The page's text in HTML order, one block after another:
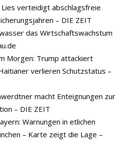
verteidigt abschlagsfreie
– DIE ZEIT
das Wirtschaftswachstum
Morgen: Trump attackiert
verlieren Schutzstatus –
macht Enteignungen zur
– DIE ZEIT
Warnungen in etlichen
– Karte zeigt die Lage –